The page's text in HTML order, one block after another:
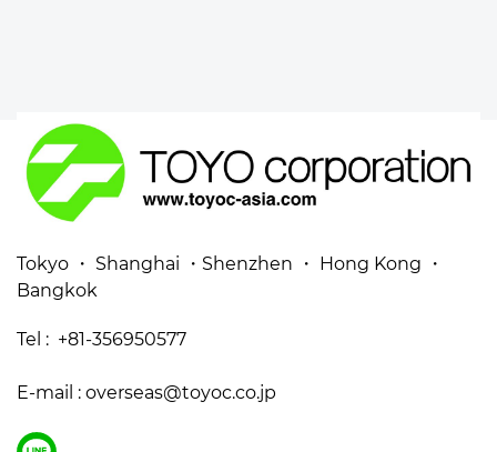
Tokyo ・ Shanghai ・Shenzhen ・ Hong Kong ・
Bangkok
Tel : +81-356950577
E-mail : overseas@toyoc.co.jp